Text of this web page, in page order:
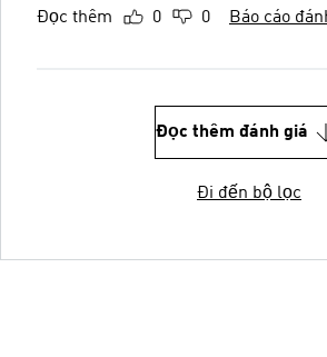
Đọc thêm 0 0 Báo cáo
Đọc thêm đánh giá
Đi đến bộ lọc